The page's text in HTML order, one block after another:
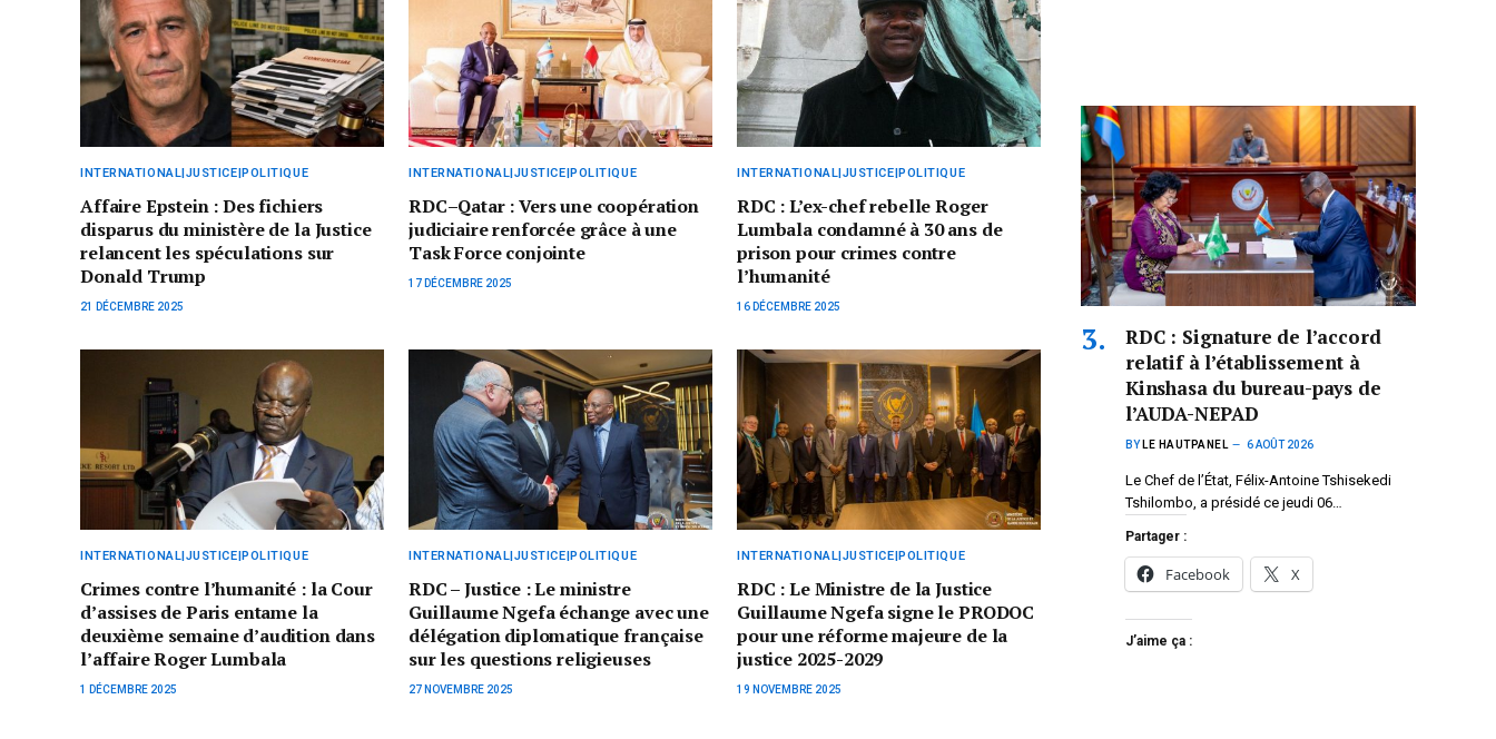
INTERNATIONAL|JUSTICE|POLITIQUE
Affaire Epstein : Des fichiers
disparus du ministère de la Justice
relancent les spéculations sur
Donald Trump
21 DÉCEMBRE 2025
INTERNATIONAL|JUSTICE|POLITIQUE
RDC–Qatar : Vers une coopération
judiciaire renforcée grâce à une
Task Force conjointe
17 DÉCEMBRE 2025
INTERNATIONAL|JUSTICE|POLITIQUE
RDC : L’ex-chef rebelle Roger
Lumbala condamné à 30 ans de
prison pour crimes contre
l’humanité
16 DÉCEMBRE 2025
INTERNATIONAL|JUSTICE|POLITIQUE
Crimes contre l’humanité : la Cour
d’assises de Paris entame la
deuxième semaine d’audition dans
l’affaire Roger Lumbala
1 DÉCEMBRE 2025
INTERNATIONAL|JUSTICE|POLITIQUE
RDC – Justice : Le ministre
Guillaume Ngefa échange avec une
délégation diplomatique française
sur les questions religieuses
27 NOVEMBRE 2025
INTERNATIONAL|JUSTICE|POLITIQUE
RDC : Le Ministre de la Justice
Guillaume Ngefa signe le PRODOC
pour une réforme majeure de la
justice 2025-2029
19 NOVEMBRE 2025
RDC : Signature de l’accord
relatif à l’établissement à
Kinshasa du bureau-pays de
l’AUDA-NEPAD
BY LE HAUTPANEL 6 AOÛT 2026
Le Chef de l’État, Félix-Antoine Tshisekedi
Tshilombo, a présidé ce jeudi 06…
Partager :
Facebook X
J’aime ça :